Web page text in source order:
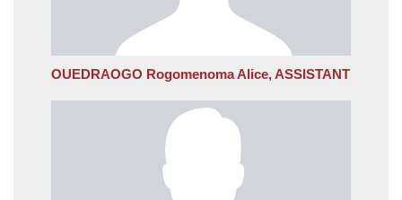
OUEDRAOGO Rogomenoma Alice, ASSISTANT